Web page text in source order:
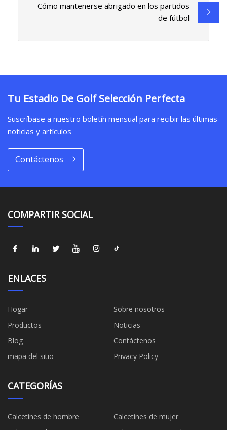
Cómo mantenerse abrigado en los partidos
de fútbol
Tu Estadio De Golf Selección Perfecta
Suscríbase a nuestro boletín mensual para recibir las últimas
noticias y artículos
Contáctenos
COMPARTIR SOCIAL
ENLACES
Hogar
Sobre nosotros
Productos
Noticias
Blog
Contáctenos
mapa del sitio
Privacy Policy
CATEGORÍAS
Calcetines de hombre
Calcetines de mujer